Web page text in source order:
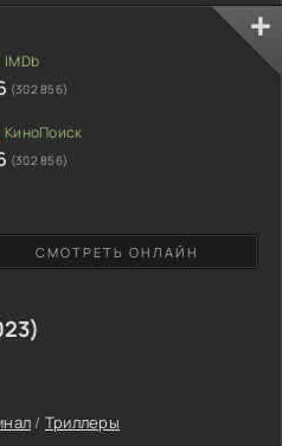
бы, откуда ему тут
ей встречу с
в большую беду – мужчину
помогает бедняке,
/ Триллеры
СМОТРЕТЬ ОНЛАЙН
(302 856)
(302 856)